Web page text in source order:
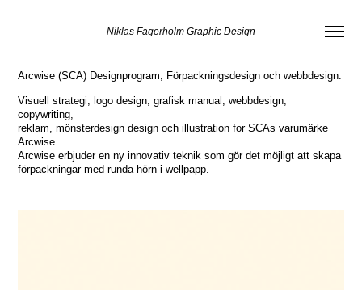
Niklas Fagerholm Graphic Design
Arcwise (SCA) Designprogram, Förpackningsdesign och webbdesign.
Visuell strategi, logo design, grafisk manual, webbdesign,
copywriting,
reklam, mönsterdesign design och illustration for SCAs varumärke
Arcwise.
Arcwise erbjuder en ny innovativ teknik som gör det möjligt att skapa
förpackningar med runda hörn i wellpapp.